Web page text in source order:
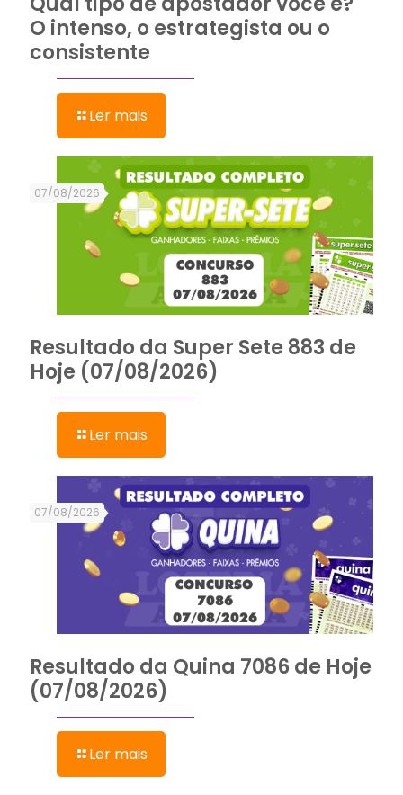
O intenso, o estrategista ou o
consistente
Ler mais
07/08/2026
Resultado da Super Sete 883 de
Hoje (07/08/2026)
Ler mais
07/08/2026
Resultado da Quina 7086 de Hoje
(07/08/2026)
Ler mais